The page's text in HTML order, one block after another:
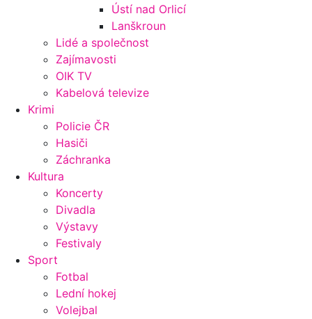
Ústí nad Orlicí
Lanškroun
Lidé a společnost
Zajímavosti
OIK TV
Kabelová televize
Krimi
Policie ČR
Hasiči
Záchranka
Kultura
Koncerty
Divadla
Výstavy
Festivaly
Sport
Fotbal
Lední hokej
Volejbal